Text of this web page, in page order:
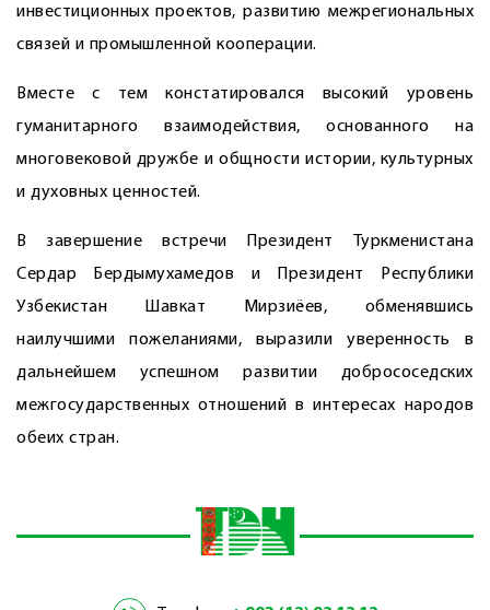
инвестиционных проектов, развитию межрегиональных
связей и промышленной кооперации.
Вместе с тем констатировался высокий уровень
гуманитарного взаимодействия, основанного на
многовековой дружбе и общности истории, культурных
и духовных ценностей.
В завершение встречи Президент Туркменистана
Сердар Бердымухамедов и Президент Республики
Узбекистан Шавкат Мирзиёев, обменявшись
наилучшими пожеланиями, выразили уверенность в
дальнейшем успешном развитии добрососедских
межгосударственных отношений в интересах народов
обеих стран.